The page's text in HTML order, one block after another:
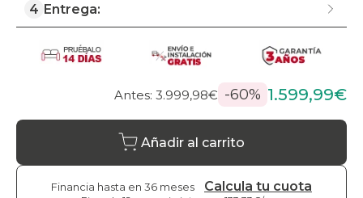
4 Entrega:
Antes: 3.999,98€ -60% 1.599,99€
Añadir al carrito
Financia hasta en 36 meses Calcula tu cuota